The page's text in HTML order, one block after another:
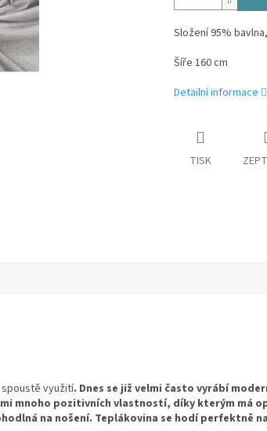
Složení 95%
Šíře 160 cm
Detailní informace
TISK
využití. Dnes se již velmi často vyrábí
mnoho pozitivních vlastností, díky kterým má
na nošení. Teplákovina se hodí perfektně